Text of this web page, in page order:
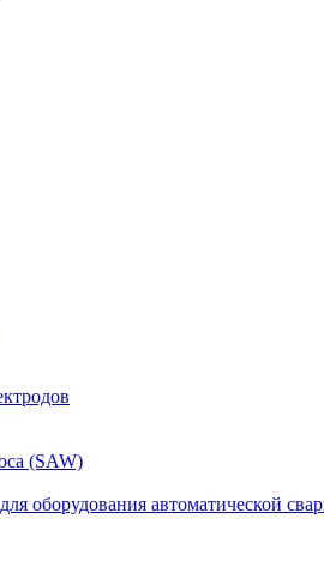
(SAW)
оборудования автоматической